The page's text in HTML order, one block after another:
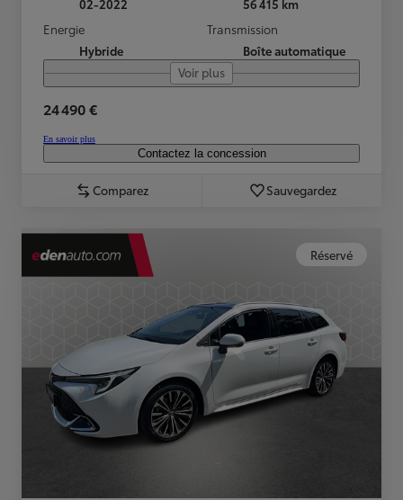
02-2022
56 415 km
Energie
Hybride
Transmission
Boîte automatique
Voir plus
24 490 €
En savoir plus
Contactez la concession
Comparez Sauvegardez
Réservé